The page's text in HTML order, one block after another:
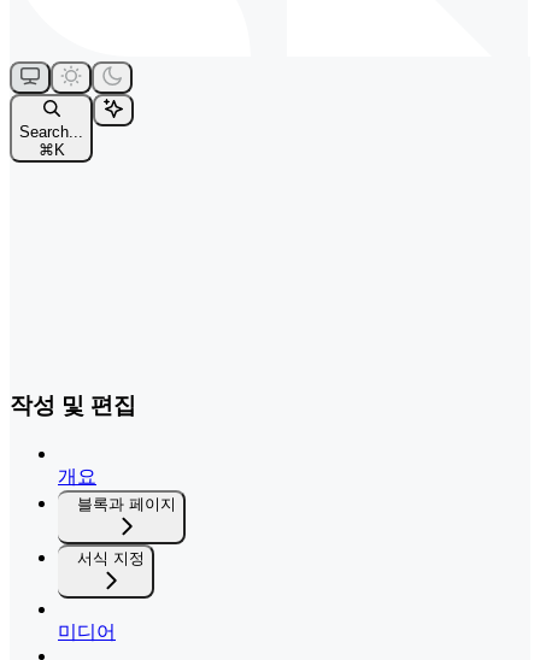
Search...
⌘ K
작성 및 편집
개요
블록과 페이지
서식 지정
미디어